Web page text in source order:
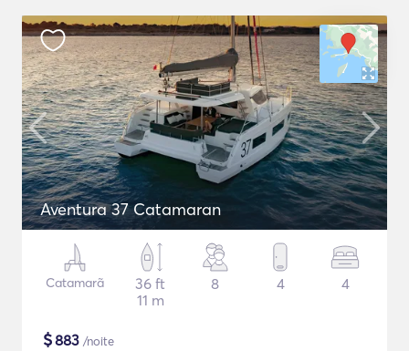
Aventura 37 Catamaran
Catamarã
36 ft
11 m
8 4 4
$883 /noite